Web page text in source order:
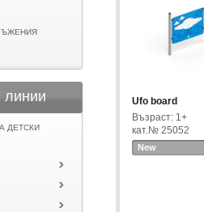
линии
ДЕТСКИ
Ufo board
Възраст: 1+
кат.№ 25052
New